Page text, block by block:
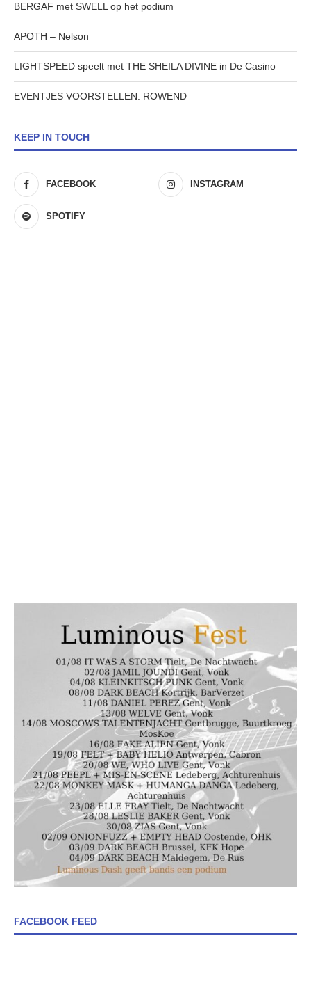
BERGAF met SWELL op het podium
APOTH – Nelson
LIGHTSPEED speelt met THE SHEILA DIVINE in De Casino
EVENTJES VOORSTELLEN: ROWEND
KEEP IN TOUCH
FACEBOOK INSTAGRAM
SPOTIFY
FACEBOOK FEED